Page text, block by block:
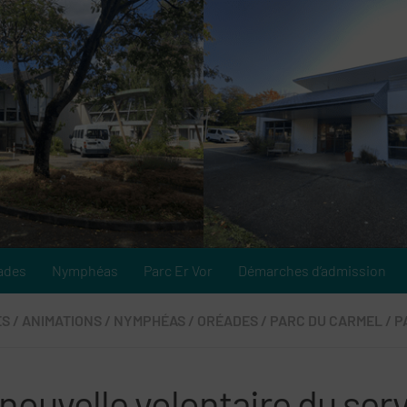
Nymphéas Parc Er Vor Démarches d’admission
/ ANIMATIONS / NYMPHÉAS / ORÉADES / PARC DU CARMEL /